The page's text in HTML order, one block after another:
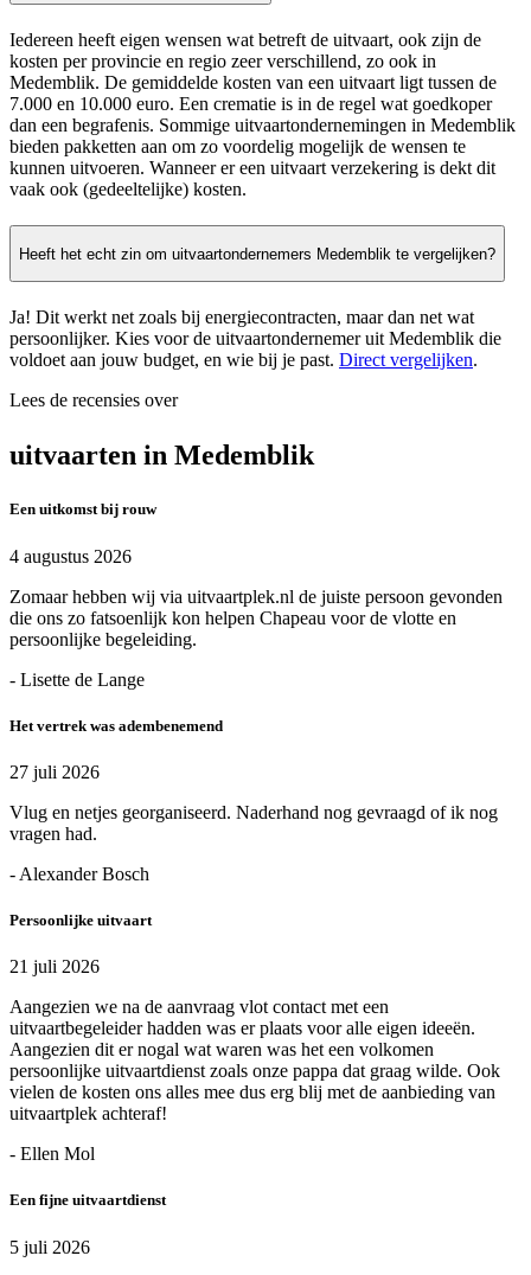
Iedereen heeft eigen wensen wat betreft de uitvaart, ook zijn de
kosten per provincie en regio zeer verschillend, zo ook in
Medemblik. De gemiddelde kosten van een uitvaart ligt tussen de
7.000 en 10.000 euro. Een crematie is in de regel wat goedkoper
dan een begrafenis. Sommige uitvaartondernemingen in Medemblik
bieden pakketten aan om zo voordelig mogelijk de wensen te
kunnen uitvoeren. Wanneer er een uitvaart verzekering is dekt dit
vaak ook (gedeeltelijke) kosten.
Heeft het echt zin om uitvaartondernemers Medemblik te vergelijken?
Ja! Dit werkt net zoals bij energiecontracten, maar dan net wat
persoonlijker. Kies voor de uitvaartondernemer uit Medemblik die
voldoet aan jouw budget, en wie bij je past. Direct vergelijken.
Lees de recensies over
uitvaarten in Medemblik
Een uitkomst bij rouw
4 augustus 2026
Zomaar hebben wij via uitvaartplek.nl de juiste persoon gevonden
die ons zo fatsoenlijk kon helpen Chapeau voor de vlotte en
persoonlijke begeleiding.
- Lisette de Lange
Het vertrek was adembenemend
27 juli 2026
Vlug en netjes georganiseerd. Naderhand nog gevraagd of ik nog
vragen had.
- Alexander Bosch
Persoonlijke uitvaart
21 juli 2026
Aangezien we na de aanvraag vlot contact met een
uitvaartbegeleider hadden was er plaats voor alle eigen ideeën.
Aangezien dit er nogal wat waren was het een volkomen
persoonlijke uitvaartdienst zoals onze pappa dat graag wilde. Ook
vielen de kosten ons alles mee dus erg blij met de aanbieding van
uitvaartplek achteraf!
- Ellen Mol
Een fijne uitvaartdienst
5 juli 2026